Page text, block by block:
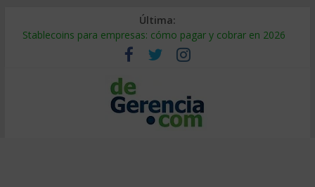
Última:
Stablecoins para empresas: cómo pagar y cobrar en 2026
Despido silencioso: qué es y por qué sale tan caro
IA en selección de personal: cómo auditarla a tiempo
Trabajo forzoso en la cadena de suministro: qué hacer
Mercado hispano de EE. UU.: cómo segmentarlo y venderle